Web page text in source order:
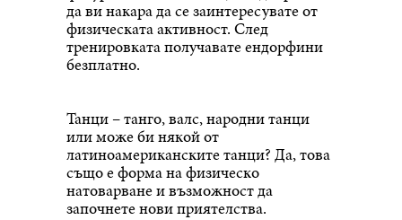
да ви накара да се заинтересувате от
физическата активност. След
тренировката получавате ендорфини
безплатно.
Танци – танго, валс, народни танци
или може би някой от
латиноамериканските танци? Да, това
също е форма на физическо
натоварване и възможност да
започнете нови приятелства.